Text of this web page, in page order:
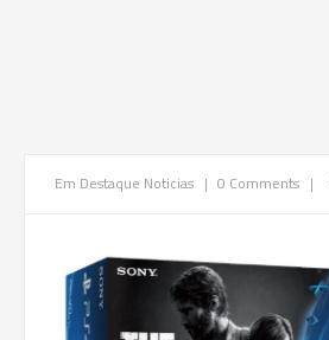
Em Destaque Noticias | 0 Comments |